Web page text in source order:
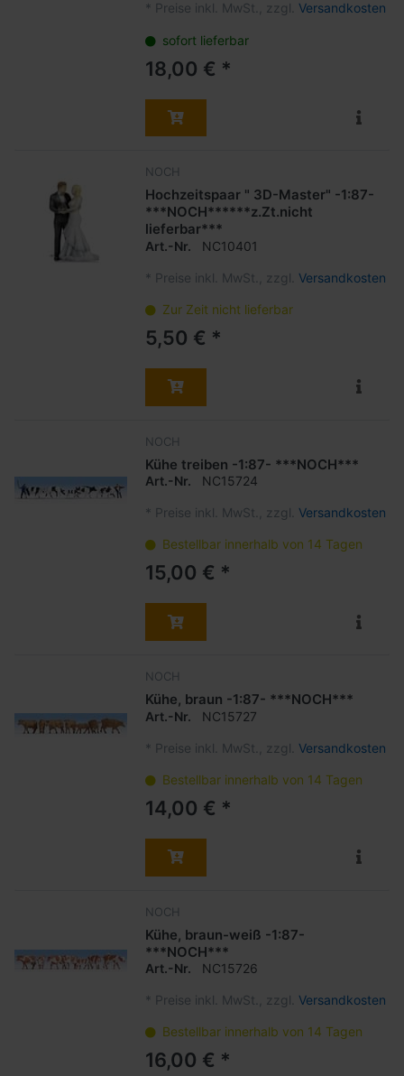
* Preise inkl. MwSt., zzgl. Versandkosten
sofort lieferbar
18,00 € *
NOCH
Hochzeitspaar " 3D-Master" -1:87-
***NOCH******z.Zt.nicht
lieferbar***
Art.-Nr. NC10401
* Preise inkl. MwSt., zzgl. Versandkosten
Zur Zeit nicht lieferbar
5,50 € *
NOCH
Kühe treiben -1:87- ***NOCH***
Art.-Nr. NC15724
* Preise inkl. MwSt., zzgl. Versandkosten
Bestellbar innerhalb von 14 Tagen
15,00 € *
NOCH
Kühe, braun -1:87- ***NOCH***
Art.-Nr. NC15727
* Preise inkl. MwSt., zzgl. Versandkosten
Bestellbar innerhalb von 14 Tagen
14,00 € *
NOCH
Kühe, braun-weiß -1:87-
***NOCH***
Art.-Nr. NC15726
* Preise inkl. MwSt., zzgl. Versandkosten
Bestellbar innerhalb von 14 Tagen
16,00 € *